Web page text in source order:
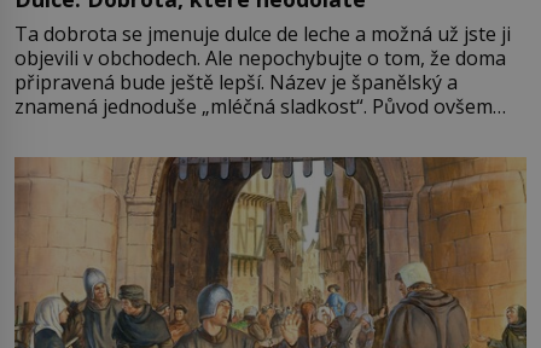
Ta dobrota se jmenuje dulce de leche a možná už jste ji
objevili v obchodech. Ale nepochybujte o tom, že doma
připravená bude ještě lepší. Název je španělský a
znamená jednoduše „mléčná sladkost“. Původ ovšem
pře hned několik latinskoamerických zemí a k tomu
Francie, kde se traduje,